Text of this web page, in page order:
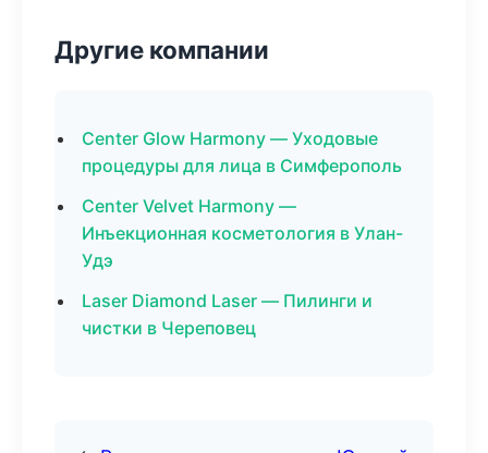
Другие компании
Center Glow Harmony — Уходовые
процедуры для лица в Симферополь
Center Velvet Harmony —
Инъекционная косметология в Улан-
Удэ
Laser Diamond Laser — Пилинги и
чистки в Череповец